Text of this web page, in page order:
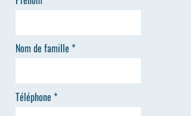
Nom de famille
Téléphone